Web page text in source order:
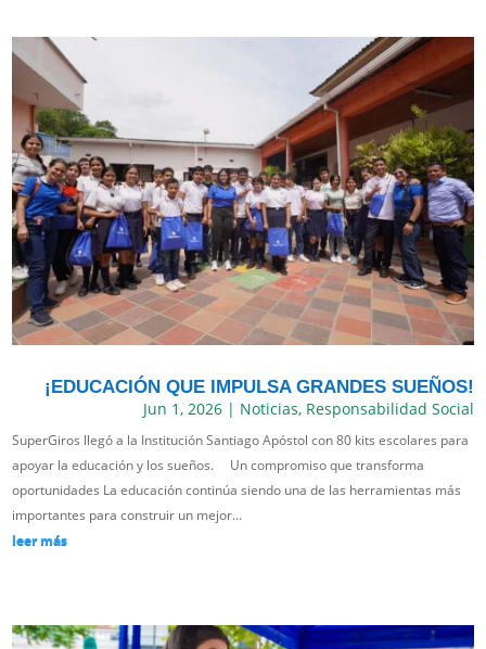
¡EDUCACIÓN QUE IMPULSA GRANDES SUEÑOS!
Jun 1, 2026| Noticias, Responsabilidad Social
SuperGiros llegó a la Institución Santiago Apóstol con 80 kits escolares para
apoyar la educación y los sueños. Un compromiso que transforma
oportunidades La educación continúa siendo una de las herramientas más
importantes para construir un mejor...
leer más